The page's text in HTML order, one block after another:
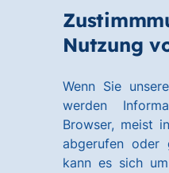
Nutzung
Wenn Sie
werden
Browser, meist
abgerufen oder
kann es sich
Hauptinhalt